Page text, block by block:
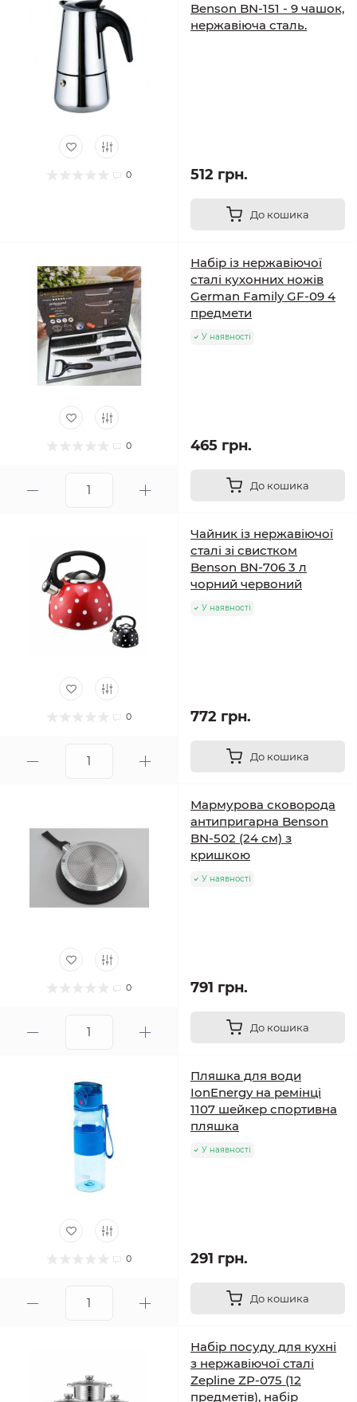
0
Benson BN-151 - 9 чашок,
нержавіюча сталь.
512 грн.
До кошика
0
Набір із нержавіючої
сталі кухонних ножів
German Family GF-09 4
предмети
У наявності
465 грн.
До кошика
0
Чайник із нержавіючої
сталі зі свистком
Benson BN-706 3 л
чорний червоний
У наявності
772 грн.
До кошика
0
Мармурова сковорода
антипригарна Benson
BN-502 (24 см) з
кришкою
У наявності
791 грн.
До кошика
0
Пляшка для води
IonEnergy на ремінці
1107 шейкер спортивна
пляшка
У наявності
291 грн.
До кошика
Набір посуду для кухні
з нержавіючої сталі
Zepline ZP-075 (12
предметів), набір